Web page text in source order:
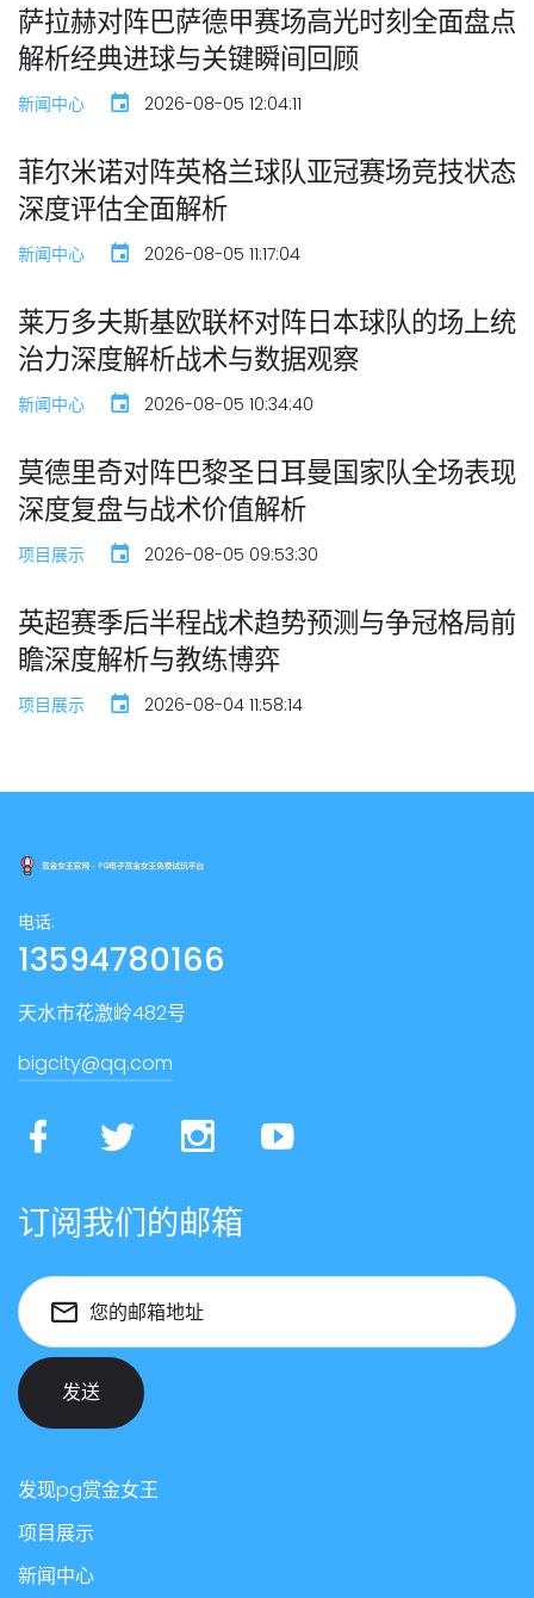
萨拉赫对阵巴萨德甲赛场高光时刻全面盘点
解析经典进球与关键瞬间回顾
新闻中心 2026-08-05 12:04:11
菲尔米诺对阵英格兰球队亚冠赛场竞技状态
深度评估全面解析
新闻中心 2026-08-05 11:17:04
莱万多夫斯基欧联杯对阵日本球队的场上统
治力深度解析战术与数据观察
新闻中心 2026-08-05 10:34:40
莫德里奇对阵巴黎圣日耳曼国家队全场表现
深度复盘与战术价值解析
项目展示 2026-08-05 09:53:30
英超赛季后半程战术趋势预测与争冠格局前
瞻深度解析与教练博弈
项目展示 2026-08-04 11:58:14
电话:
13594780166
天水市花激岭482号
bigcity@qq.com
订阅我们的邮箱
您的邮箱地址
发送
发现pg赏金女王
项目展示
新闻中心